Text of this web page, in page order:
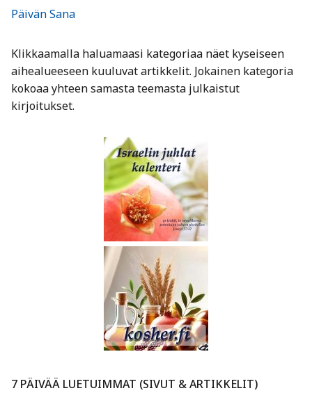
Päivän Sana
Klikkaamalla haluamaasi kategoriaa näet kyseiseen
aihealueeseen kuuluvat artikkelit. Jokainen kategoria
kokoaa yhteen samasta teemasta julkaistut
kirjoitukset.
7 PÄIVÄÄ LUETUIMMAT (SIVUT & ARTIKKELIT)